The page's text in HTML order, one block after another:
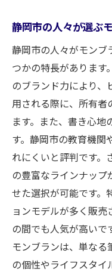
探る
モンブラン
イント
静岡市の買
定基準
モンブラン
る影響
静岡市での
買取大吉新
モンブラン
トレンド
モンブラン万年
とは
静岡市の人々が選ぶ
静岡市の人々がモンブ
つかの特長があります
のブランド力により、
用される際に、所有者
ます。また、書き心
す。静岡市の教育機関
れにくいと評判です。
の豊富なラインナップ
せた選択が可能です。
ョンモデルが多く販
の間でも人気が高いで
モンブランは、単な
の個性やライフスタイ